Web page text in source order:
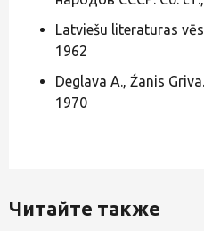
Latviešu literaturas
1962
Deglava A., Źanis
1970
Читайте также